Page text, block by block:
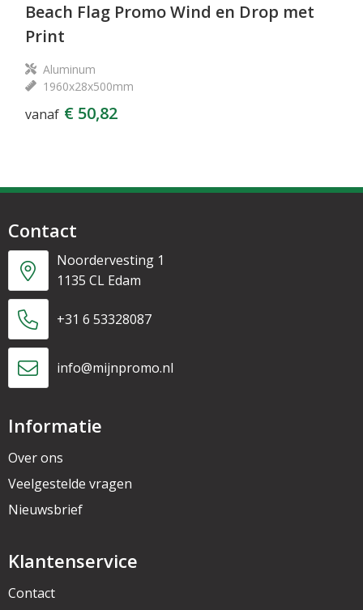
Beach Flag Promo Wind en Drop met
Print
Aluminum
1960x28x500mm
vanaf € 50,82
Contact
Noordervesting 1
1135 CL Edam
+31 6 53328087
info@mijnpromo.nl
Informatie
Over ons
Veelgestelde vragen
Nieuwsbrief
Klantenservice
Contact